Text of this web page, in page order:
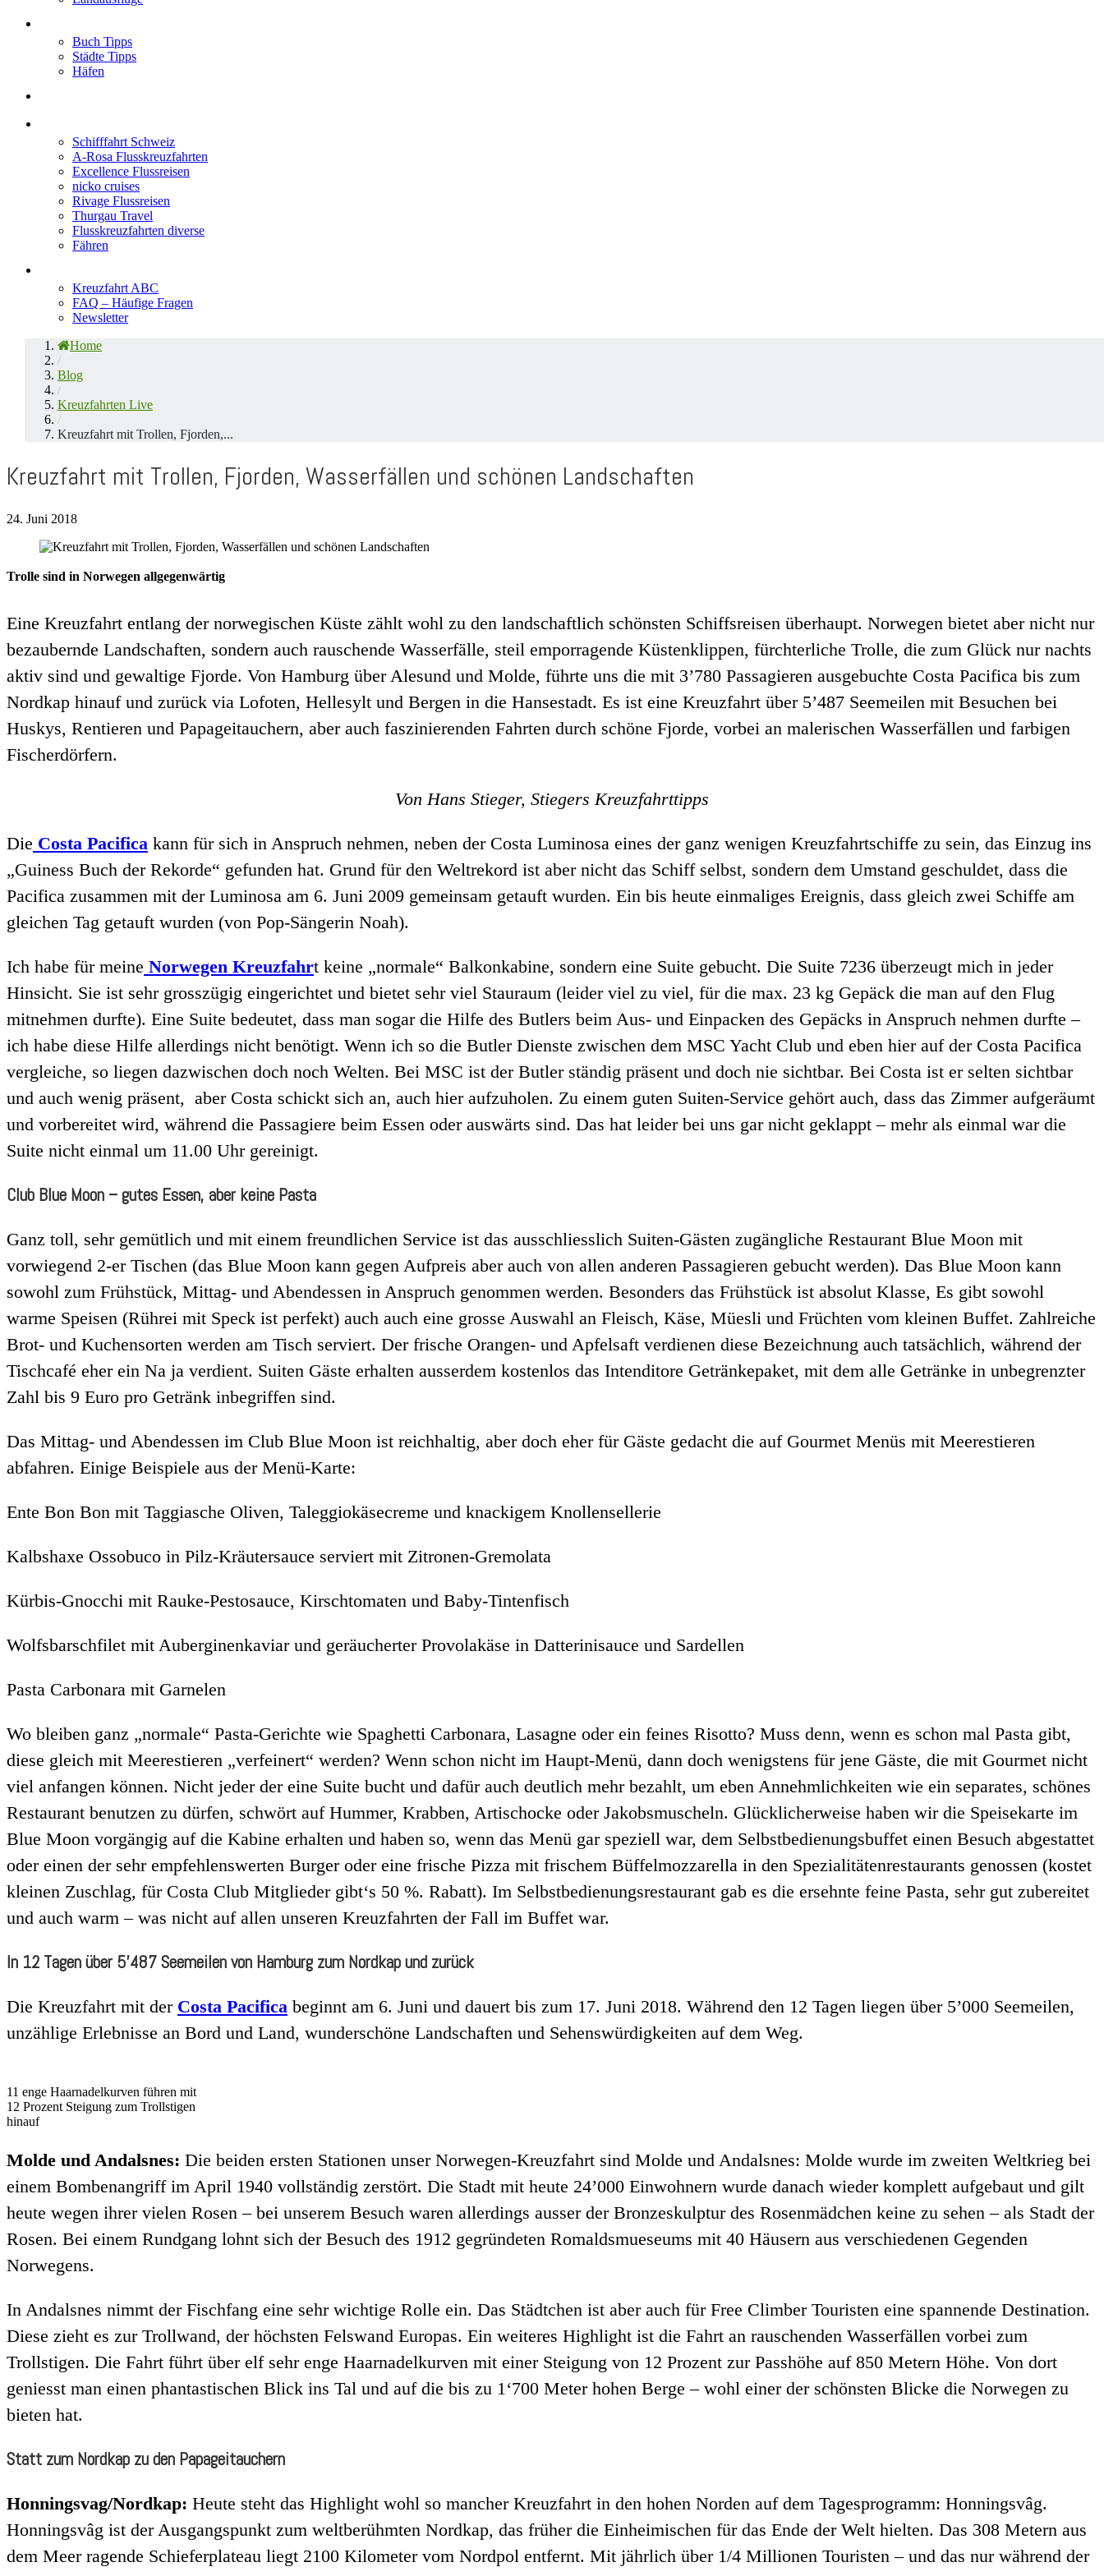
Buch Tipps
Städte Tipps
Häfen
Schifffahrt Schweiz
A-Rosa Flusskreuzfahrten
Excellence Flussreisen
nicko cruises
Rivage Flussreisen
Thurgau Travel
Flusskreuzfahrten diverse
Fähren
Kreuzfahrt ABC
FAQ – Häufige Fragen
Newsletter
Home
/
Blog
/
Kreuzfahrten Live
/
Kreuzfahrt mit Trollen, Fjorden,...
Kreuzfahrt mit Trollen, Fjorden, Wasserfällen und schönen Landschaften
24. Juni 2018
Trolle sind in Norwegen allgegenwärtig
Eine Kreuzfahrt entlang der norwegischen Küste zählt wohl zu den landschaftlich schönsten Schiffsreisen überhaupt. Norwegen bietet aber nicht nur
bezaubernde Landschaften, sondern auch rauschende Wasserfälle, steil emporragende Küstenklippen, fürchterliche Trolle, die zum Glück nur nachts
aktiv sind und gewaltige Fjorde. Von Hamburg über Alesund und Molde, führte uns die mit 3’780 Passagieren ausgebuchte Costa Pacifica bis zum
Nordkap hinauf und zurück via Lofoten, Hellesylt und Bergen in die Hansestadt. Es ist eine Kreuzfahrt über 5’487 Seemeilen mit Besuchen bei
Huskys, Rentieren und Papageitauchern, aber auch faszinierenden Fahrten durch schöne Fjorde, vorbei an malerischen Wasserfällen und farbigen
Fischerdörfern.
Von Hans Stieger, Stiegers Kreuzfahrttipps
Die Costa Pacifica kann für sich in Anspruch nehmen, neben der Costa Luminosa eines der ganz wenigen Kreuzfahrtschiffe zu sein, das Einzug ins
„Guiness Buch der Rekorde“ gefunden hat. Grund für den Weltrekord ist aber nicht das Schiff selbst, sondern dem Umstand geschuldet, dass die
Pacifica zusammen mit der Luminosa am 6. Juni 2009 gemeinsam getauft wurden. Ein bis heute einmaliges Ereignis, dass gleich zwei Schiffe am
gleichen Tag getauft wurden (von Pop-Sängerin Noah).
Ich habe für meine Norwegen Kreuzfahrt keine „normale“ Balkonkabine, sondern eine Suite gebucht. Die Suite 7236 überzeugt mich in jeder
Hinsicht. Sie ist sehr grosszügig eingerichtet und bietet sehr viel Stauraum (leider viel zu viel, für die max. 23 kg Gepäck die man auf den Flug
mitnehmen durfte). Eine Suite bedeutet, dass man sogar die Hilfe des Butlers beim Aus- und Einpacken des Gepäcks in Anspruch nehmen durfte –
ich habe diese Hilfe allerdings nicht benötigt. Wenn ich so die Butler Dienste zwischen dem MSC Yacht Club und eben hier auf der Costa Pacifica
vergleiche, so liegen dazwischen doch noch Welten. Bei MSC ist der Butler ständig präsent und doch nie sichtbar. Bei Costa ist er selten sichtbar
und auch wenig präsent, aber Costa schickt sich an, auch hier aufzuholen. Zu einem guten Suiten-Service gehört auch, dass das Zimmer aufgeräumt
und vorbereitet wird, während die Passagiere beim Essen oder auswärts sind. Das hat leider bei uns gar nicht geklappt – mehr als einmal war die
Suite nicht einmal um 11.00 Uhr gereinigt.
Club Blue Moon – gutes Essen, aber keine Pasta
Ganz toll, sehr gemütlich und mit einem freundlichen Service ist das ausschliesslich Suiten-Gästen zugängliche Restaurant Blue Moon mit
vorwiegend 2-er Tischen (das Blue Moon kann gegen Aufpreis aber auch von allen anderen Passagieren gebucht werden). Das Blue Moon kann
sowohl zum Frühstück, Mittag- und Abendessen in Anspruch genommen werden. Besonders das Frühstück ist absolut Klasse, Es gibt sowohl
warme Speisen (Rührei mit Speck ist perfekt) auch auch eine grosse Auswahl an Fleisch, Käse, Müesli und Früchten vom kleinen Buffet. Zahlreiche
Brot- und Kuchensorten werden am Tisch serviert. Der frische Orangen- und Apfelsaft verdienen diese Bezeichnung auch tatsächlich, während der
Tischcafé eher ein Na ja verdient. Suiten Gäste erhalten ausserdem kostenlos das Intenditore Getränkepaket, mit dem alle Getränke in unbegrenzter
Zahl bis 9 Euro pro Getränk inbegriffen sind.
Das Mittag- und Abendessen im Club Blue Moon ist reichhaltig, aber doch eher für Gäste gedacht die auf Gourmet Menüs mit Meerestieren
abfahren. Einige Beispiele aus der Menü-Karte:
Ente Bon Bon mit Taggiasche Oliven, Taleggiokäsecreme und knackigem Knollensellerie
Kalbshaxe Ossobuco in Pilz-Kräutersauce serviert mit Zitronen-Gremolata
Kürbis-Gnocchi mit Rauke-Pestosauce, Kirschtomaten und Baby-Tintenfisch
Wolfsbarschfilet mit Auberginenkaviar und geräucherter Provolakäse in Datterinisauce und Sardellen
Pasta Carbonara mit Garnelen
Wo bleiben ganz „normale“ Pasta-Gerichte wie Spaghetti Carbonara, Lasagne oder ein feines Risotto? Muss denn, wenn es schon mal Pasta gibt,
diese gleich mit Meerestieren „verfeinert“ werden? Wenn schon nicht im Haupt-Menü, dann doch wenigstens für jene Gäste, die mit Gourmet nicht
viel anfangen können. Nicht jeder der eine Suite bucht und dafür auch deutlich mehr bezahlt, um eben Annehmlichkeiten wie ein separates, schönes
Restaurant benutzen zu dürfen, schwört auf Hummer, Krabben, Artischocke oder Jakobsmuscheln. Glücklicherweise haben wir die Speisekarte im
Blue Moon vorgängig auf die Kabine erhalten und haben so, wenn das Menü gar speziell war, dem Selbstbedienungsbuffet einen Besuch abgestattet
oder einen der sehr empfehlenswerten Burger oder eine frische Pizza mit frischem Büffelmozzarella in den Spezialitätenrestaurants genossen (kostet
kleinen Zuschlag, für Costa Club Mitglieder gibt‘s 50 %. Rabatt). Im Selbstbedienungsrestaurant gab es die ersehnte feine Pasta, sehr gut zubereitet
und auch warm – was nicht auf allen unseren Kreuzfahrten der Fall im Buffet war.
In 12 Tagen über 5’487 Seemeilen von Hamburg zum Nordkap und zurück
Die Kreuzfahrt mit der Costa Pacifica beginnt am 6. Juni und dauert bis zum 17. Juni 2018. Während den 12 Tagen liegen über 5’000 Seemeilen,
unzählige Erlebnisse an Bord und Land, wunderschöne Landschaften und Sehenswürdigkeiten auf dem Weg.
11 enge Haarnadelkurven führen mit
12 Prozent Steigung zum Trollstigen
hinauf
Molde und Andalsnes: Die beiden ersten Stationen unser Norwegen-Kreuzfahrt sind Molde und Andalsnes: Molde wurde im zweiten Weltkrieg bei
einem Bombenangriff im April 1940 vollständig zerstört. Die Stadt mit heute 24’000 Einwohnern wurde danach wieder komplett aufgebaut und gilt
heute wegen ihrer vielen Rosen – bei unserem Besuch waren allerdings ausser der Bronzeskulptur des Rosenmädchen keine zu sehen – als Stadt der
Rosen. Bei einem Rundgang lohnt sich der Besuch des 1912 gegründeten Romaldsmueseums mit 40 Häusern aus verschiedenen Gegenden
Norwegens.
In Andalsnes nimmt der Fischfang eine sehr wichtige Rolle ein. Das Städtchen ist aber auch für Free Climber Touristen eine spannende Destination.
Diese zieht es zur Trollwand, der höchsten Felswand Europas. Ein weiteres Highlight ist die Fahrt an rauschenden Wasserfällen vorbei zum
Trollstigen. Die Fahrt führt über elf sehr enge Haarnadelkurven mit einer Steigung von 12 Prozent zur Passhöhe auf 850 Metern Höhe. Von dort
geniesst man einen phantastischen Blick ins Tal und auf die bis zu 1‘700 Meter hohen Berge – wohl einer der schönsten Blicke die Norwegen zu
bieten hat.
Statt zum Nordkap zu den Papageitauchern
Honningsvag/Nordkap: Heute steht das Highlight wohl so mancher Kreuzfahrt in den hohen Norden auf dem Tagesprogramm: Honningsvâg.
Honningsvâg ist der Ausgangspunkt zum weltberühmten Nordkap, das früher die Einheimischen für das Ende der Welt hielten. Das 308 Metern aus
dem Meer ragende Schieferplateau liegt 2100 Kilometer vom Nordpol entfernt. Mit jährlich über 1/4 Millionen Touristen – und das nur während der